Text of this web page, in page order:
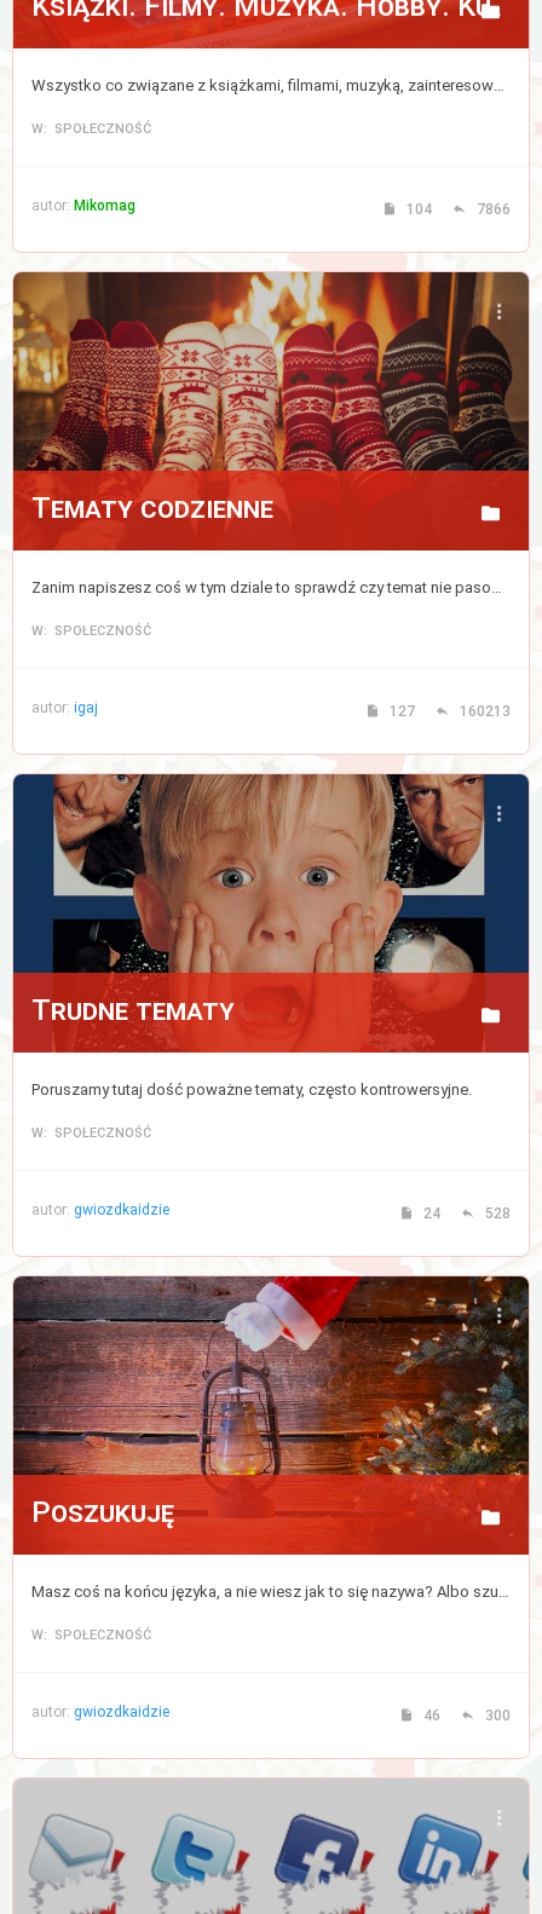
Książki. Filmy. Muzyka. Hobby. Kulinaria.
Wszystko co związane z książkami, filmami, muzyką, zainteresowaniami i kulinariami.
W: SPOŁECZNOŚĆ
autor: Mikomag 104 7866
Tematy codzienne
Zanim napiszesz coś w tym dziale to sprawdź czy temat nie pasowałby do któregoś z powyższych działów, jeżeli nie to pisz tutaj.
W: SPOŁECZNOŚĆ
autor: igaj 127 160213
Trudne tematy
Poruszamy tutaj dość poważne tematy, często kontrowersyjne.
W: SPOŁECZNOŚĆ
autor: gwiozdkaidzie 24 528
Poszukuję
Masz coś na końcu języka, a nie wiesz jak to się nazywa? Albo szukasz czegoś, ale nie bardzo wiesz od czego zacząć? Napisz, a postaramy się pomóc.
W: SPOŁECZNOŚĆ
autor: gwiozdkaidzie 46 300